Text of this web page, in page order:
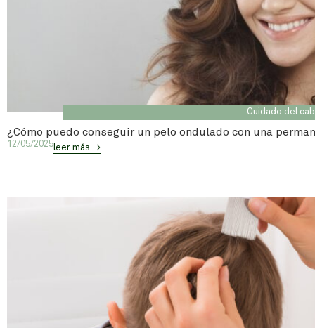
Cuidado del
¿Cómo puedo conseguir un pelo ondulado con una
12/05/2025leer más ->